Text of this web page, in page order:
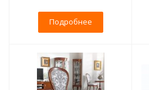
Подробнее